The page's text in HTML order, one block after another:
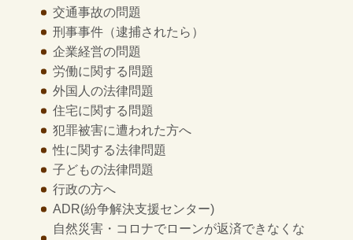
交通事故の問題
刑事事件 （逮捕されたら）
企業経営の問題
労働に関する問題
外国人の法律問題
住宅に関する問題
犯罪被害に遭われた方へ
性に関する法律問題
子どもの法律問題
行政の方へ
ADR(紛争解決支援センター)
自然災害・コロナでローンが返済できなくな